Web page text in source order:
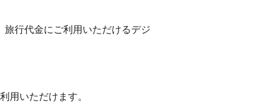
行代金にご利用いただけるデジ
用いただけます。